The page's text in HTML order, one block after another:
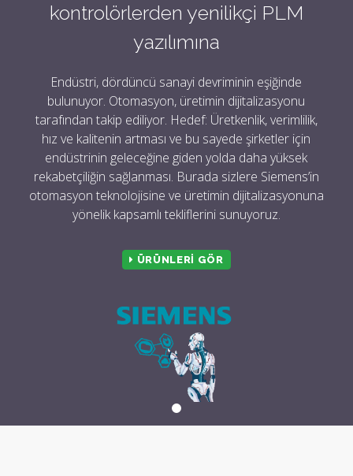
kontrolörlerden yenilikçi PLM
yazılımına
Endüstri, dördüncü sanayi devriminin eşiğinde
bulunuyor. Otomasyon, üretimin dijitalizasyonu
tarafından takip ediliyor. Hedef: Üretkenlik, verimlilik,
hız ve kalitenin artması ve bu sayede şirketler için
endüstrinin geleceğine giden yolda daha yüksek
rekabetçiliğin sağlanması. Burada sizlere Siemens’in
otomasyon teknolojisine ve üretimin dijitalizasyonuna
yönelik kapsamlı tekliflerini sunuyoruz.
ÜRÜNLERİ GÖR